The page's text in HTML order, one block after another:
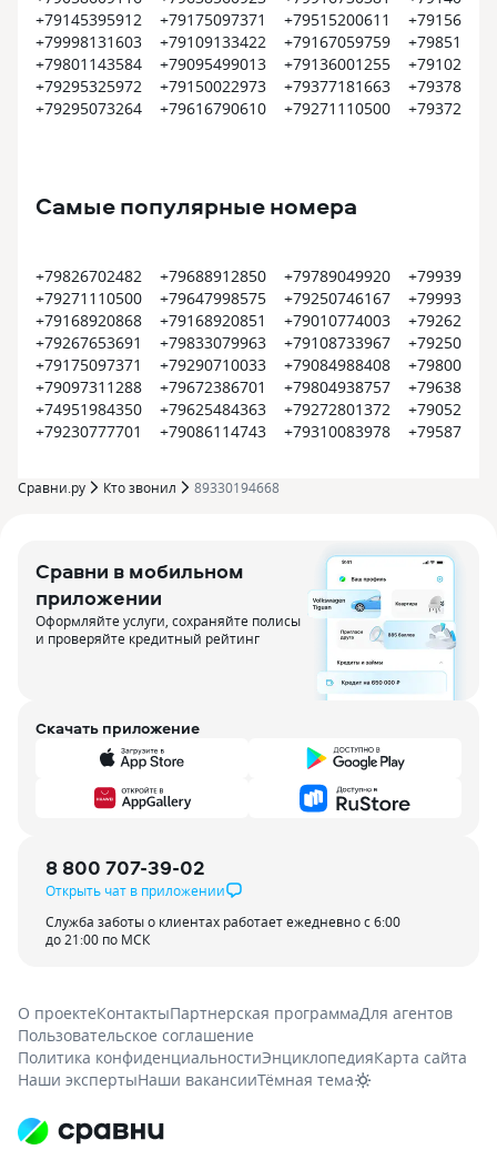
+79145395912
+79998131603
+79801143584
+79295325972
+79295073264
+79175097371
+79109133422
+79095499013
+79150022973
+79616790610
+79515200611
+79167059759
+79136001255
+79377181663
+79271110500
Самые популярные номера
+79826702482
+79271110500
+79168920868
+79267653691
+79175097371
+79097311288
+74951984350
+79230777701
+79688912850
+79647998575
+79168920851
+79833079963
+79290710033
+79672386701
+79625484363
+79086114743
+79789049920
+79250746167
+79010774003
+79108733967
+79084988408
+79804938757
+79272801372
+79310083978
Сравни.ру Кто звонил 89330194668
Сравни в мобильном
приложении
Оформляйте услуги, сохраняйте полисы
и проверяйте кредитный рейтинг
Скачать приложение
8 800 707-39-02
Открыть чат в приложении
Служба заботы о клиентах работает ежедневно с 6:00
до 21:00 по МСК
О проектеКонтактыПартнерская программаДля агентов
Пользовательское соглашение
Политика конфиденциальностиЭнциклопедияКарта сайта
Наши экспертыНаши вакансииТёмная тема